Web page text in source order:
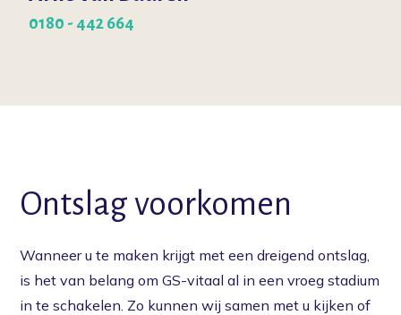
0180 - 442 664
Ontslag voorkomen
Wanneer u te maken krijgt met een dreigend ontslag,
is het van belang om GS-vitaal al in een vroeg stadium
in te schakelen. Zo kunnen wij samen met u kijken of